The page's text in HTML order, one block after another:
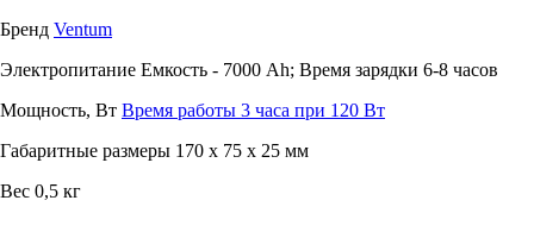
Бренд Ventum
Электропитание Емкость - 7000 Ah; Время зарядки 6-8 часов
Мощность, Вт Время работы 3 часа при 120 Вт
Габаритные размеры 170 х 75 х 25 мм
Вес 0,5 кг